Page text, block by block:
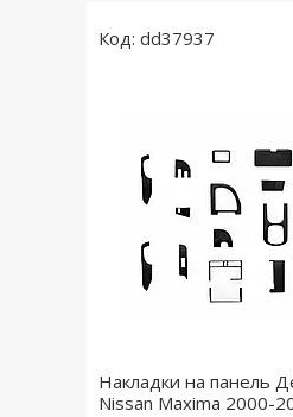
dd37937
Накладки на панель
Nissan Maxima 2000-